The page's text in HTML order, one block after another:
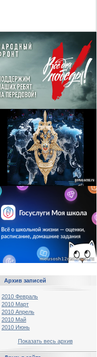
Архив записей
2010 Февраль
2010 Март
2010 Апрель
2010 Май
2010 Июнь
Показать весь архив